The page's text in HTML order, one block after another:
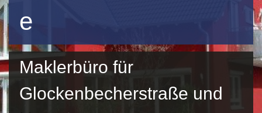
e
Maklerbüro für
Glockenbecherstraße und